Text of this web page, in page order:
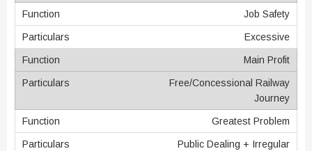
Job Safety
Excessive
Main Profit
Free/Concessional Railway
Journey
Greatest Problem
Public Dealing + Irregular